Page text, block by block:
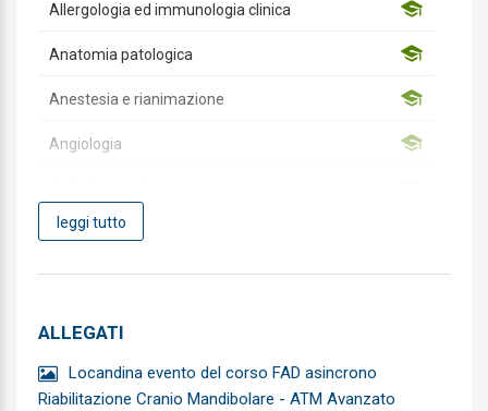
Allergologia ed immunologia clinica
Anatomia patologica
Anestesia e rianimazione
Angiologia
Biochimica clinica
Cardiochirurgia
Cardiologia
Chirurgia Generale
leggi tutto
ALLEGATI
Locandina evento del corso FAD asincrono
Riabilitazione Cranio Mandibolare - ATM Avanzato